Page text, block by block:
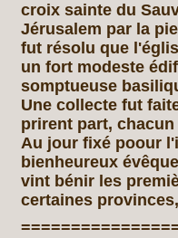
croix sainte du
Jérusalem par la
fut résolu que
un fort modeste
somptueuse
Une collecte fut
prirent part,
Au jour fixé poour
bienheureux
vint bénir les
certaines